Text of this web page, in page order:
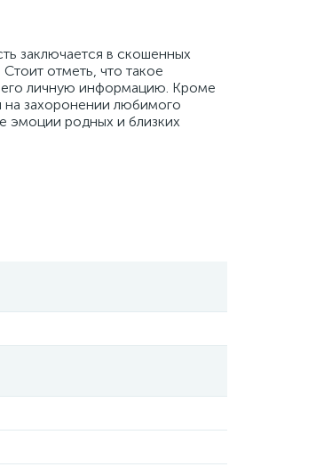
заключается в скошенных
отметь, что такое
его личную информацию. Кроме
на захоронении любимого
эмоции родных и близких